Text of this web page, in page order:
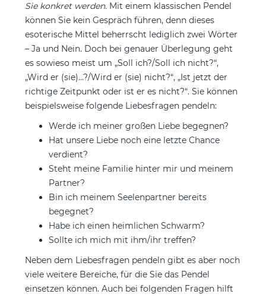
Sie konkret werden. Mit einem klassischen Pendel
können Sie kein Gespräch führen, denn dieses
esoterische Mittel beherrscht lediglich zwei Wörter
– Ja und Nein. Doch bei genauer Überlegung geht
es sowieso meist um „Soll ich?/Soll ich nicht?“,
„Wird er (sie)…?/Wird er (sie) nicht?“, „Ist jetzt der
richtige Zeitpunkt oder ist er es nicht?“. Sie können
beispielsweise folgende Liebesfragen pendeln:
Werde ich meiner großen Liebe begegnen?
Hat unsere Liebe noch eine letzte Chance
verdient?
Steht meine Familie hinter mir und meinem
Partner?
Bin ich meinem Seelenpartner bereits
begegnet?
Habe ich einen heimlichen Schwarm?
Sollte ich mich mit ihm/ihr treffen?
Neben dem Liebesfragen pendeln gibt es aber noch
viele weitere Bereiche, für die Sie das Pendel
einsetzen können. Auch bei folgenden Fragen hilft